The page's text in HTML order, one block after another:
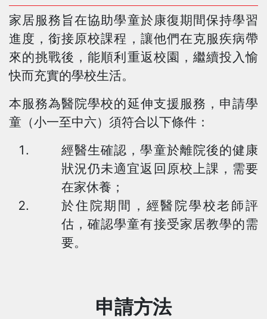
家居服務旨在協助學童於康復期間保持學習
進度，銜接原校課程，讓他們在克服疾病帶
來的挑戰後，能順利重返校園，繼續投入愉
快而充實的學校生活。
本服務為醫院學校的延伸支援服務，申請學
童（小一至中六）須符合以下條件：
經醫生確認，學童於離院後的健康
狀況仍未適宜返回原校上課，需要
在家休養；
於住院期間，經醫院學校老師評
估，確認學童有接受家居教學的需
要。
申請方法